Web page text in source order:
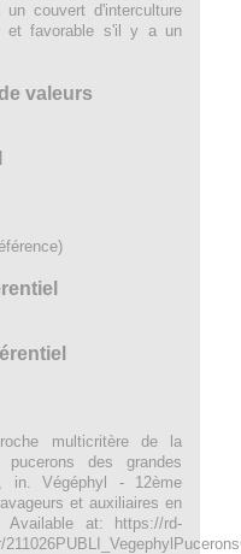
couvert d'interculture
et favorable s'il y a un
valeurs
multicritère de la
des grandes
in. Végéphyl - 12ème
et auxiliaires en
Available at: https://rd-